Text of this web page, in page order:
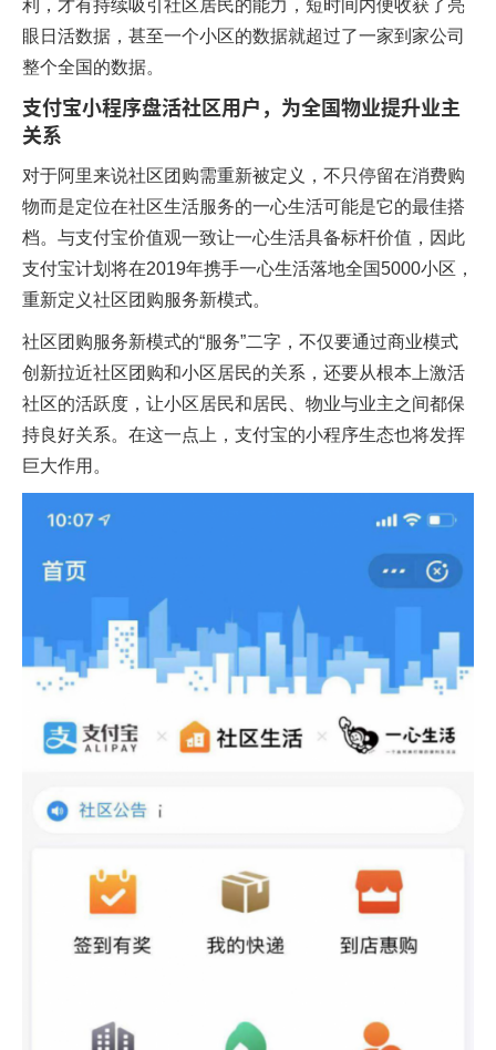
利，才有持续吸引社区居民的能力，短时间内便收获了亮
眼日活数据，甚至一个小区的数据就超过了一家到家公司
整个全国的数据。
支付宝小程序盘活社区用户，为全国物业提升业主
关系
对于阿里来说社区团购需重新被定义，不只停留在消费购
物而是定位在社区生活服务的一心生活可能是它的最佳搭
档。与支付宝价值观一致让一心生活具备标杆价值，因此
支付宝计划将在2019年携手一心生活落地全国5000小区，
重新定义社区团购服务新模式。
社区团购服务新模式的“服务”二字，不仅要通过商业模式
创新拉近社区团购和小区居民的关系，还要从根本上激活
社区的活跃度，让小区居民和居民、物业与业主之间都保
持良好关系。在这一点上，支付宝的小程序生态也将发挥
巨大作用。